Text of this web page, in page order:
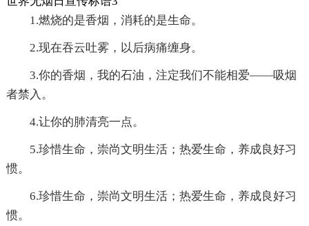
1.燃烧的是香烟，消耗的是生命。
2.现在吞云吐雾，以后病痛缠身。
3.你的香烟，我的石油，注定我们不能相爱——吸烟
者禁入。
4.让你的肺清亮一点。
5.珍惜生命，崇尚文明生活；热爱生命，养成良好习
惯。
6.珍惜生命，崇尚文明生活；热爱生命，养成良好习
惯。